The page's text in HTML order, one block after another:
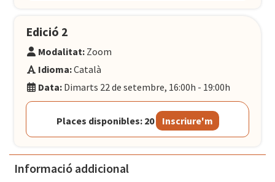
Edició 2
Modalitat: Zoom
Idioma:Català
Data: Dimarts 22 de setembre, 16:00h - 19:00h
Places disponibles: 20 Inscriure'm
Informació addicional